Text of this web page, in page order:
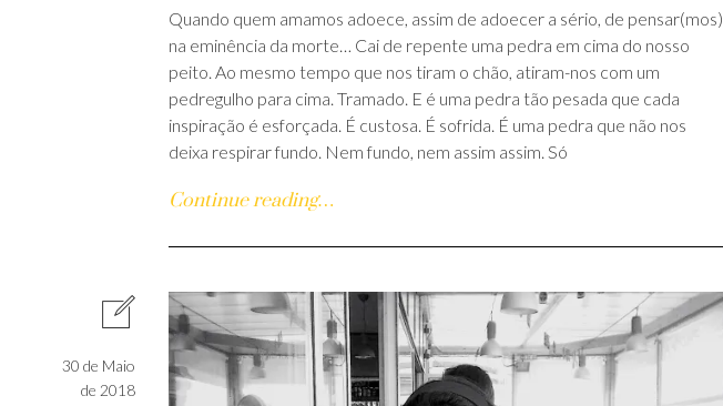
Quando quem amamos adoece, assim de adoecer a sério, de pensar(mos)
na eminência da morte… Cai de repente uma pedra em cima do nosso
peito. Ao mesmo tempo que nos tiram o chão, atiram-nos com um
pedregulho para cima. Tramado. E é uma pedra tão pesada que cada
inspiração é esforçada. É custosa. É sofrida. É uma pedra que não nos
deixa respirar fundo. Nem fundo, nem assim assim. Só
Continue reading…
30 de Maio
de 2018